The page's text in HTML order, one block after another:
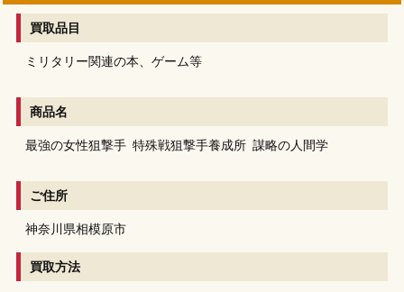
買取品目
ミリタリー関連の本、ゲーム等
商品名
最強の女性狙撃手 特殊戦狙撃手養成所 謀略の人間学
ご住所
神奈川県相模原市
買取方法